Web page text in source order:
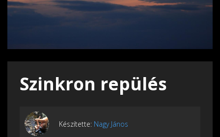
Szinkron repülés
Készítette: Nagy János